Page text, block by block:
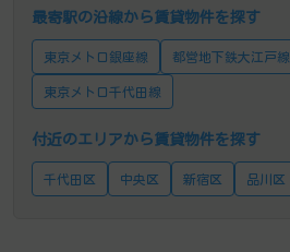
最寄駅の沿線から賃貸物件を探す
東京メトロ銀座線 都営地下鉄大江戸線
東京メトロ千代田線
付近のエリアから賃貸物件を探す
千代田区 中央区 新宿区 品川区